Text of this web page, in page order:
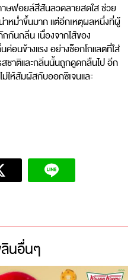
าษฟอยล์สีสันลวดลายสดใส ช่วย
าหม่ำขึ้นมาก แต่อีกเหตุผลหนึ่งที่ผู้
กันกลิ่น เนื่องจากไส้ของ
อนข้างแรง อย่างช็อกโกแลตที่ใส่
สชาติและกลิ่นนั้นถูกดูดกลืนไป อีก
ให้สัมผัสกับออกซิเจนและ
นอื่นๆ